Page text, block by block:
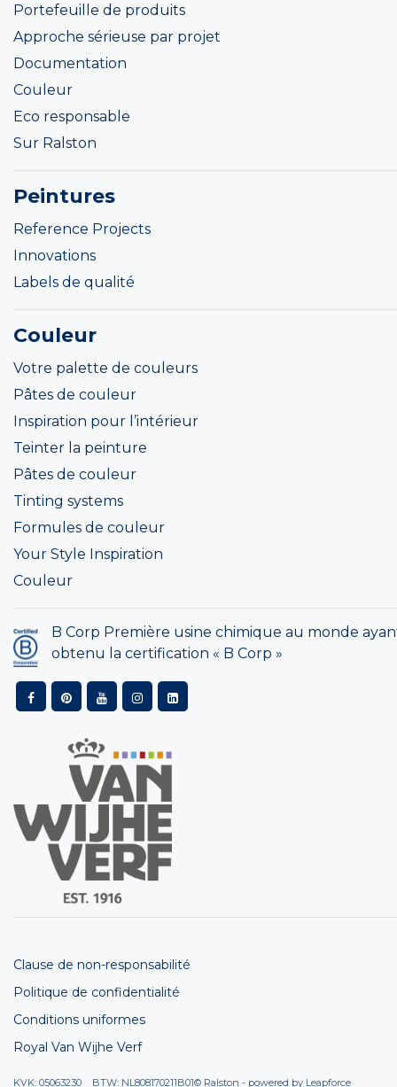
Portefeuille de produits
Approche sérieuse par projet
Documentation
Couleur
Eco responsable
Sur Ralston
Peintures
Reference Projects
Innovations
Labels de qualité
Couleur
Votre palette de couleurs
Pâtes de couleur
Inspiration pour l’intérieur
Teinter la peinture
Pâtes de couleur
Tinting systems
Formules de couleur
Your Style Inspiration
Couleur
B Corp Première usine chimique au monde
obtenu la certification « B Corp »
Clause de non-responsabilité
Politique de confidentialité
Conditions uniformes
Royal Van Wijhe Verf
KVK: 05063230 BTW: NL808170211B01© Ralston - powered by Leapforce